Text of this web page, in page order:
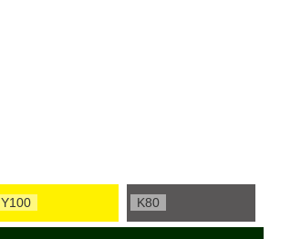
Y100 K80